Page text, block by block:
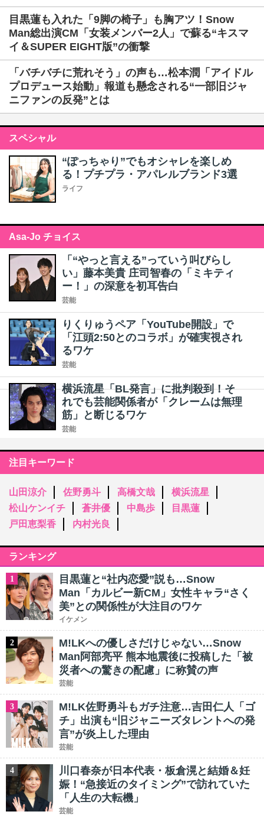
目黒蓮も入れた「9脚の椅子」も胸アツ！Snow
Man総出演CM「女装メンバー2人」で蘇る“キスマ
イ＆SUPER EIGHT版”の衝撃
「バチバチに荒れそう」の声も…松本潤「アイドル
プロデュース始動」報道も懸念される“一部旧ジャ
ニファンの反発”とは
スペシャル
“ぽっちゃり”でもオシャレを楽しめ
る！プチプラ・アパレルブランド3選
ライフ
Asa-Jo チョイス
「“やっと言える”っていう叫びらし
い」藤本美貴 庄司智春の「ミキティ
ー！」の深意を初耳告白
芸能
りくりゅうペア「YouTube開設」で
「江頭2:50とのコラボ」が確実視され
るワケ
芸能
横浜流星「BL発言」に批判殺到！そ
れでも芸能関係者が「クレームは無理
筋」と断じるワケ
芸能
注目キーワード
山田涼介 佐野勇斗 高橋文哉
横浜流星
松山ケンイチ
蒼井優 中島歩
目黒蓮
戸田恵梨香
内村光良
ランキング
1
目黒蓮と“社内恋愛”説も…Snow
Man「カルビー新CM」女性キャラ“さく
美”との関係性が大注目のワケ
イケメン
2
M!LKへの優しさだけじゃない…Snow
Man阿部亮平 熊本地震後に投稿した「被
災者への驚きの配慮」に称賛の声
芸能
3
M!LK佐野勇斗もガチ注意…吉田仁人「ゴ
チ」出演も“旧ジャニーズタレントへの発
言”が炎上した理由
芸能
4
川口春奈が日本代表・板倉滉と結婚＆妊
娠！“急接近のタイミング”で訪れていた
「人生の大転機」
芸能